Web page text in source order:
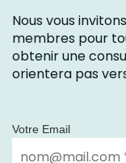
Nous vous
membres pour
obtenir une
orientera pas
Votre Email